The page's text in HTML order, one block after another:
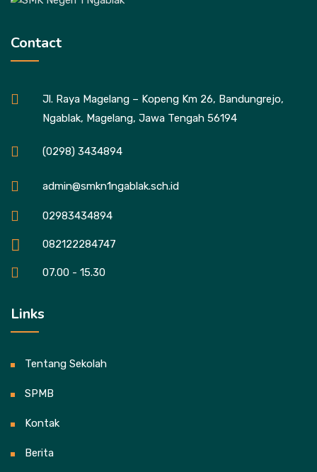
Contact
Jl. Raya Magelang – Kopeng Km 26, Bandungrejo,
Ngablak, Magelang, Jawa Tengah 56194
(0298) 3434894
admin@smkn1ngablak.sch.id
02983434894
082122284747
07.00 - 15.30
Links
Tentang Sekolah
SPMB
Kontak
Berita